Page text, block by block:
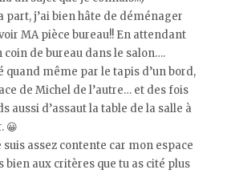
part, j’ai bien hâte de déménager
MA pièce bureau!! En attendant
coin de bureau dans le salon….
quand même par le tapis d’un bord,
de Michel de l’autre… et des fois
aussi d’assaut la table de la salle à
😀
suis assez contente car mon espace
bien aux critères que tu as cité plus